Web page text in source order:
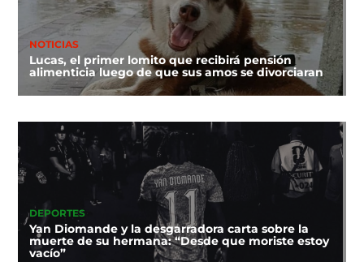
NOTICIAS
Lucas, el primer lomito que recibirá pensión
alimenticia luego de que sus amos se divorciaran
DEPORTES
Yan Diomande y la desgarradora carta sobre la
muerte de su hermana: “Desde que moriste estoy
vacío”